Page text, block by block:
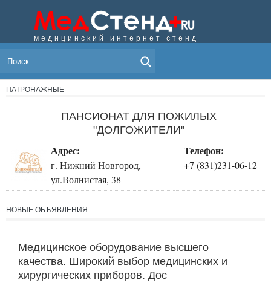
медицинский интернет стенд
ПАТРОНАЖНЫЕ
ПАНСИОНАТ ДЛЯ ПОЖИЛЫХ
"ДОЛГОЖИТЕЛИ"
Адрес:
г. Нижний Новгород,
ул.Волнистая, 38
Телефон:
+7 (831)231-06-12
НОВЫЕ ОБЪЯВЛЕНИЯ
Медицинское оборудование высшего
качества. Широкий выбор медицинских и
хирургических приборов. Дос